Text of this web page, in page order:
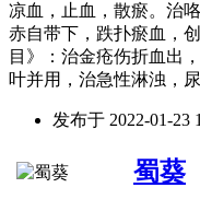
凉血，止血，散瘀。治
赤自带下，跌扑瘀血，
目》：治金疮伤折血出
叶并用，治急性淋浊，
发布于 2022-01-23
蜀葵